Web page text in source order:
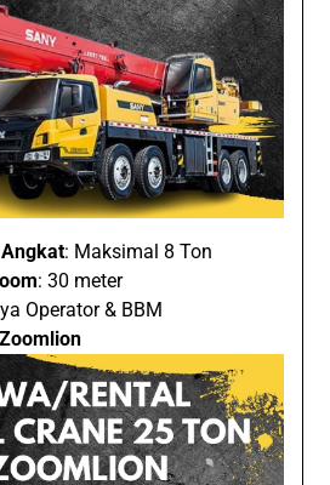
: Maksimal 8 Ton
: 30 meter
Operator & BBM